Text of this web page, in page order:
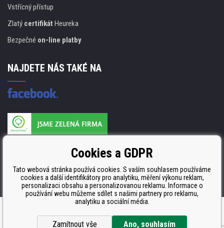
Vstřícný přístup
Zlatý certifikát Heureka
Bezpečné on-line platby
NAJDETE NÁS TAKÉ NA
ISO 9001. ISO 14001 a STMC.
Tvorbu webové stránkyzajistilBINARGON.cz
Cookies a GDPR
Tato webová stránka používá cookies. S vaším souhlasem používáme
cookies a další identifikátory pro analytiku, měření výkonu reklam,
personalizaci obsahu a personalizovanou reklamu. Informace o
používání webu můžeme sdílet s našimi partnery pro reklamu,
analytiku a sociální média.
Zamítnout vše Ano, souhlasím